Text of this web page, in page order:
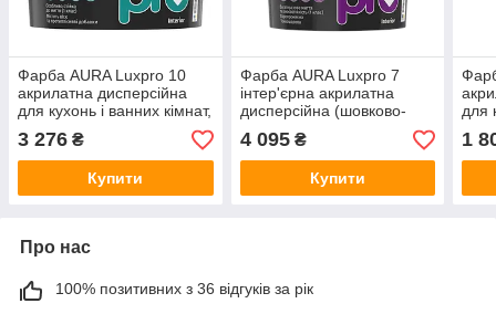
Фарба AURA Luxpro 10
акрилатна дисперсійна
для кухонь і ванних кімнат,
9,5 л
3 276 ₴
Купити
Фарба AURA Luxpro 7
інтер'єрна акрилатна
дисперсійна (шовково-
матова), 9,5 л
4 095₴
Купити
для
1
Про нас
100% позитивних з 36 відгуків за рік